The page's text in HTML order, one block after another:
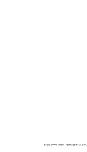
國家表演藝